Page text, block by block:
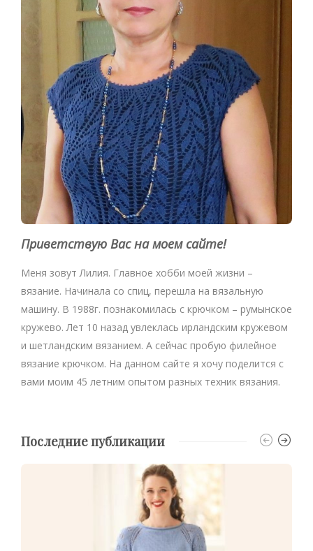
Приветствую Вас на моем сайте!
Меня зовут Лилия. Главное хобби моей жизни –
вязание. Начинала со спиц, перешла на вязальную
машину. В 1988г. познакомилась с крючком – румынское
кружево. Лет 10 назад увлеклась ирландским кружевом
и шетландским вязанием. А сейчас пробую филейное
вязание крючком. На данном сайте я хочу поделится с
вами моим 45 летним опытом разных техник вязания.
Последние публикации